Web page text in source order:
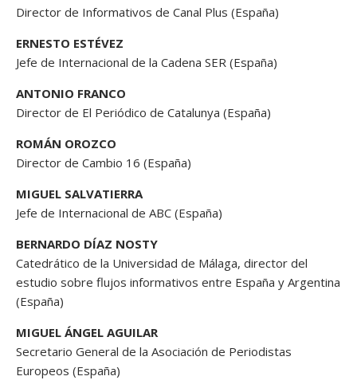
Director de Informativos de Canal Plus (España)
ERNESTO ESTÉVEZ
Jefe de Internacional de la Cadena SER (España)
ANTONIO FRANCO
Director de El Periódico de Catalunya (España)
ROMÁN OROZCO
Director de Cambio 16 (España)
MIGUEL SALVATIERRA
Jefe de Internacional de ABC (España)
BERNARDO DÍAZ NOSTY
Catedrático de la Universidad de Málaga, director del
estudio sobre flujos informativos entre España y Argentina
(España)
MIGUEL ÁNGEL AGUILAR
Secretario General de la Asociación de Periodistas
Europeos (España)